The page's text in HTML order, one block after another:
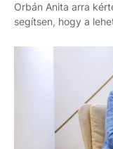
Orbán Anita arra
segítsen, hogy a